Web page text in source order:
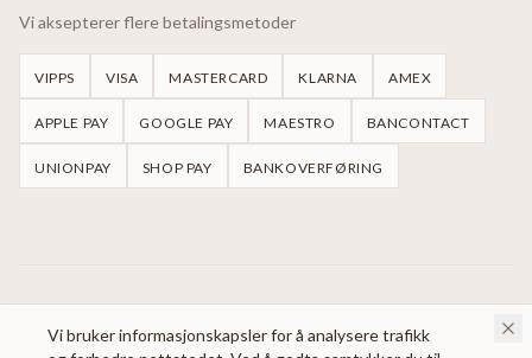
Vi bruker informasjonskapsler for å analysere trafikk
Vi aksepterer flere betalingsmetoder
VIPPS VISA MASTERCARD KLARNA AMEX
APPLE PAY GOOGLE PAY MAESTRO BANCONTACT
UNIONPAY SHOP PAY BANKOVERFØRING